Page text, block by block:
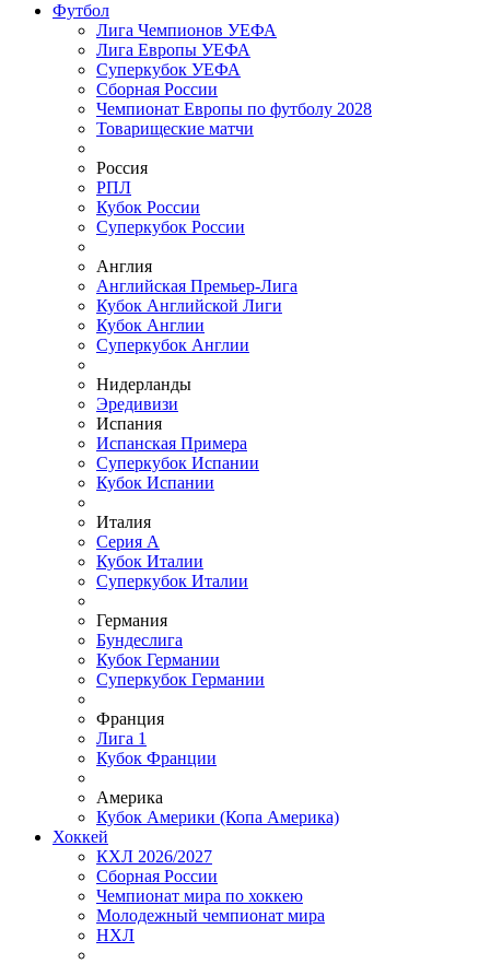
Футбол
Лига Чемпионов УЕФА
Лига Европы УЕФА
Суперкубок УЕФА
Сборная России
Чемпионат Европы по футболу 2028
Товарищеские матчи
Россия
РПЛ
Кубок России
Суперкубок России
Англия
Английская Премьер-Лига
Кубок Английской Лиги
Кубок Англии
Суперкубок Англии
Нидерланды
Эредивизи
Испания
Испанская Примера
Суперкубок Испании
Кубок Испании
Италия
Серия А
Кубок Италии
Суперкубок Италии
Германия
Бундеслига
Кубок Германии
Суперкубок Германии
Франция
Лига 1
Кубок Франции
Америка
Кубок Америки (Копа Америка)
Хоккей
КХЛ 2026/2027
Сборная России
Чемпионат мира по хоккею
Молодежный чемпионат мира
НХЛ